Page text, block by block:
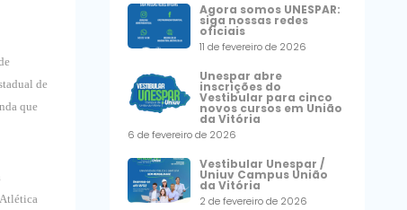
de
que
Atlética
Agora somos UNESPAR:
siga nossas redes
oficiais
11 de fevereiro de 2026
Unespar abre
inscrições do
Vestibular para cinco
novos cursos em União
da Vitória
6 de fevereiro de 2026
Vestibular Unespar /
Uniuv Campus União
da Vitória
2 de fevereiro de 2026